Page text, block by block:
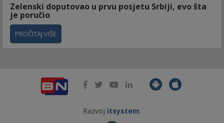
Zelenski doputovao u prvu posjetu Srbiji, evo šta
je poručio
PROČITAJ VIŠE
Razvoj itsystem.